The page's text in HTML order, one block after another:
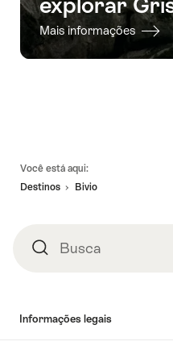
Mais informações
Você está aqui:
Destinos
Bivio
BuscaBusca
Informações legais